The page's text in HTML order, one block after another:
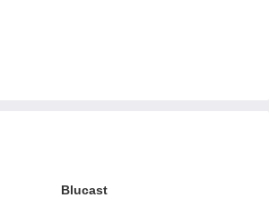
Blucast